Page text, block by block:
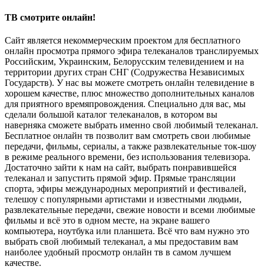
ТВ смотрите онлайн!
Сайт является некоммерческим проектом для бесплатного
онлайн просмотра прямого эфира телеканалов транслируемых
Российским, Украинским, Белорусским телевидением и на
территории других стран СНГ (Содружества Независимых
Государств). У нас вы можете смотреть онлайн телевидение в
хорошем качестве, плюс множество дополнительных каналов
для приятного времяпровождения. Специально для вас, мы
сделали большой каталог телеканалов, в котором вы
наверняка сможете выбрать именно свой любимый телеканал.
Бесплатное онлайн тв позволит вам смотреть свои любимые
передачи, фильмы, сериалы, а также развлекательные ток-шоу
в режиме реального времени, без использования телевизора.
Достаточно зайти к нам на сайт, выбрать понравившейся
телеканал и запустить прямой эфир. Прямые трансляции
спорта, эфиры международных мероприятий и фестивалей,
телешоу с популярными артистами и известными людьми,
развлекательные передачи, свежие новости и всеми любимые
фильмы и всё это в одном месте, на экране вашего
компьютера, ноутбука или планшета. Всё что вам нужно это
выбрать свой любимый телеканал, а мы предоставим вам
наиболее удобный просмотр онлайн тв в самом лучшем
качестве.